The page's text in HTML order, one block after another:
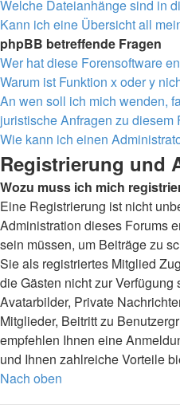
Welche Dateianhänge sind in
Kann ich eine Übersicht all
phpBB betreffende Fragen
Wer hat diese Forensoftware
Warum ist Funktion x oder y
An wen soll ich mich wenden,
juristische Anfragen zu diesem
Wie kann ich einen
Registrierung und
Wozu muss ich mich
Eine Registrierung ist nicht
Administration dieses Forums
sein müssen, um Beiträge zu
Sie als registriertes Mitglied
die Gästen nicht zur Verfügung
Avatarbilder, Private
Mitglieder, Beitritt zu
empfehlen Ihnen eine
und Ihnen zahlreiche Vorteile
Nach oben